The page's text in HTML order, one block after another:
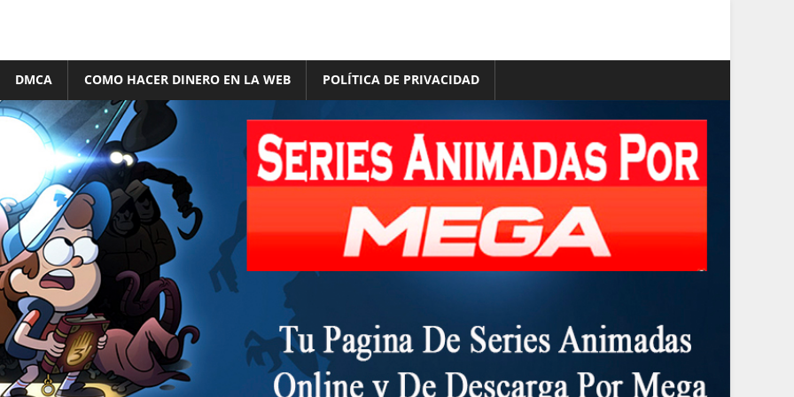
DMCA COMO HACER DINERO EN LA WEB POLÍTICA DE PRIVACIDAD